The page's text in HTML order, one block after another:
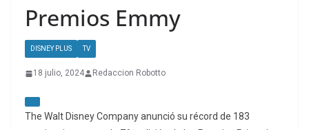
Premios Emmy
DISNEY PLUS TV
18 julio, 2024 Redaccion Robotto
The Walt Disney Company anunció su récord de 183